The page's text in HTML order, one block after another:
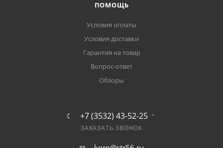
ПОМОЩЬ
Условия оплаты
Условия доставки
Гарантия на товар
Вопрос-ответ
Обзоры
+7 (3532) 43-52-25
ЗАКАЗАТЬ ЗВОНОК